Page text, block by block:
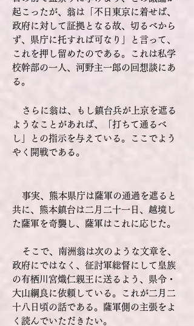
起こったが、翁は「不日東京に着せば、
政府に対して証拠となる故、切るべから
ず、県庁に托すれば可なり」と言って、
これを押し留めたのである。これは私学
校幹部の一人、河野主一郎の回想談にあ
る。
さらに翁は、もし鎮台兵が上京を遮る
ようなことがあれば、「打ちて通るべ
し」との指示を与えている。ここでよう
やく開戦である。
事実、熊本県庁は薩軍の通過を遮ると
共に、熊本鎮台は二月二十一日、越境し
た薩軍を奇襲し、薩軍はこれに応じた。
そこで、南洲翁は次のような文章を、
政府にではなく、征討軍総督にして皇族
の有栖川宮熾仁親王に送るよう、県令・
大山綱良に依頼している。これが二月二
十八日頃の話である。薩軍側の主張をよ
く読んでいただきたい。